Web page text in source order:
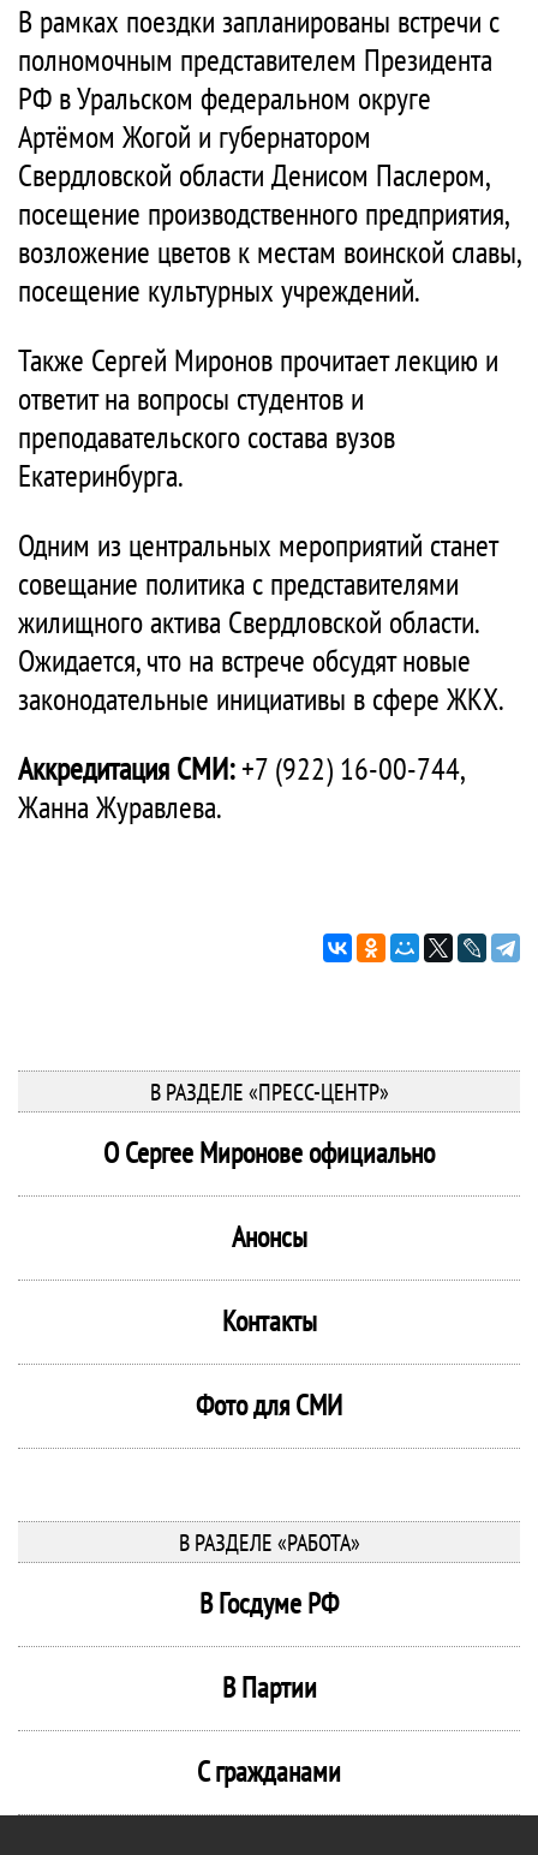
В рамках поездки запланированы встречи с
полномочным представителем Президента
РФ в Уральском федеральном округе
Артёмом Жогой и губернатором
Свердловской области Денисом Паслером,
посещение производственного предприятия,
возложение цветов к местам воинской славы,
посещение культурных учреждений.
Также Сергей Миронов прочитает лекцию и
ответит на вопросы студентов и
преподавательского состава вузов
Екатеринбурга.
Одним из центральных мероприятий станет
совещание политика с представителями
жилищного актива Свердловской области.
Ожидается, что на встрече обсудят новые
законодательные инициативы в сфере ЖКХ.
Аккредитация СМИ:+7 (922) 16-00-744,
Жанна Журавлева.
В РАЗДЕЛЕ «ПРЕСС-ЦЕНТР»
О Сергее Миронове официально
Анонсы
Контакты
Фото для СМИ
В РАЗДЕЛЕ «РАБОТА»
В Госдуме РФ
В Партии
С гражданами